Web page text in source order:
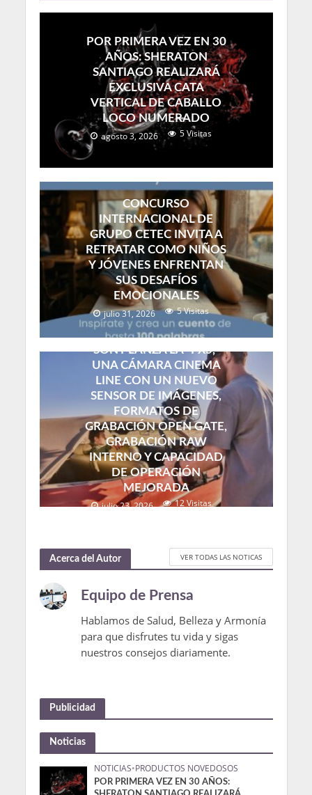
POR PRIMERA VEZ EN 30
AÑOS: SHERATON
SANTIAGO REALIZARÁ
EXCLUSIVA CATA
VERTICAL DE CABALLO
LOCO NUMERADO
agosto 3, 2026 5 Visitas
CONCURSO
INTERNACIONAL DE
GRUPO CETEC INVITA A
RETRATAR COMO NIÑOS
Y JÓVENES ENFRENTAN
SUS DESAFÍOS
EMOCIONALES
julio 31, 2026 5 Visitas
SONY LANZA LA “FX5,”
UNA CÁMARA CINEMA
LINE CON UN NUEVO
SENSOR DE IMÁGENES,
FORMATOS DE
GRABACIÓN OPEN GATE,
GRABACIÓN RAW
INTERNO Y CAPACIDAD
DE OPERACIÓN
MEJORADA
julio 23, 2026 12 Visitas
Acerca del Autor VER TODAS LAS NOTICAS
Equipo de Prensa
Hablamos de Salud, Belleza y Armonía
para que disfrutes tu vida y sigas
nuestros consejos diariamente.
Publicidad
Noticias
NOTICIAS•PRODUCTOS NOVEDOSOS
POR PRIMERA VEZ EN 30 AÑOS:
SHERATON SANTIAGO REALIZARÁ